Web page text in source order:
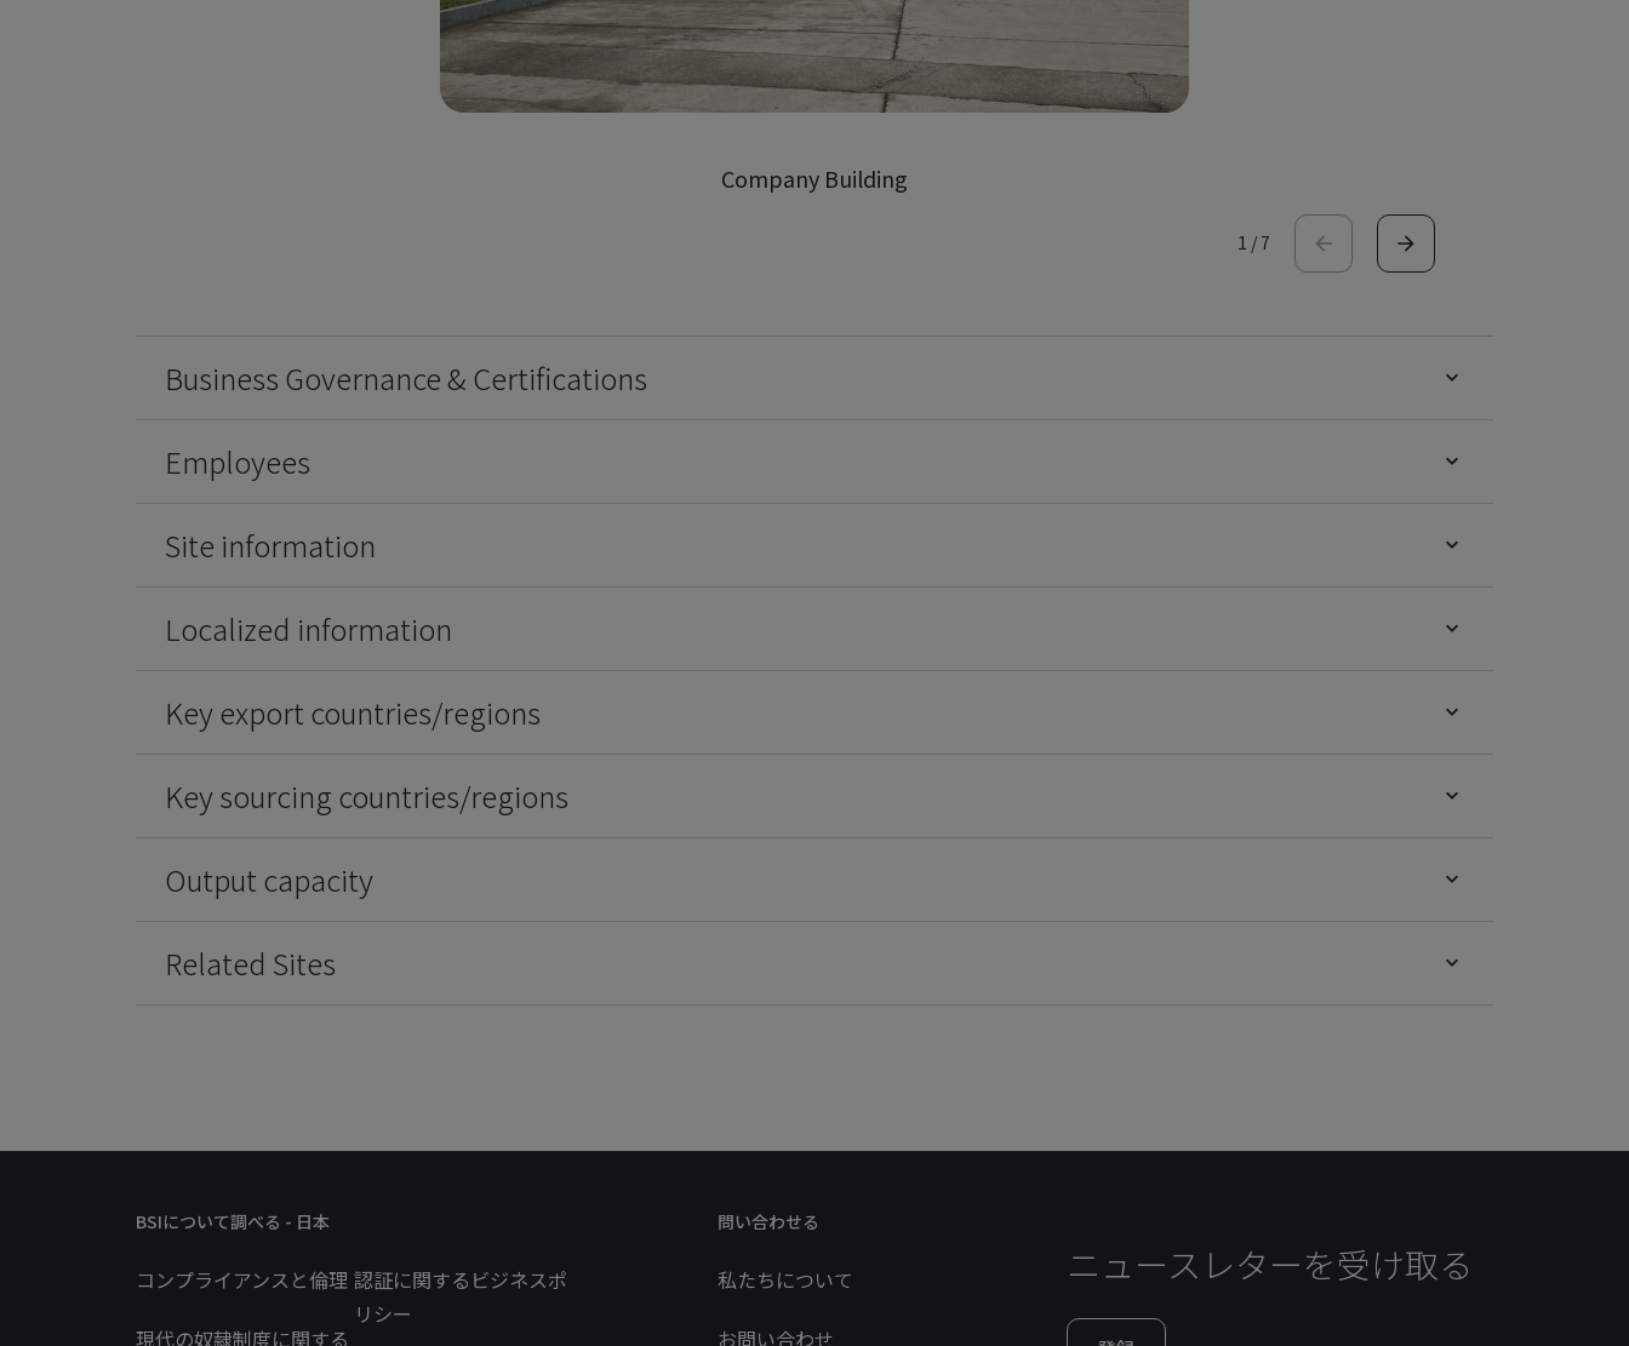
Company Building
1 / 7
Business Governance & Certifications
Employees
Site information
Localized information
Key export countries/regions
Key sourcing countries/regions
Output capacity
Related Sites
BSIについて調べる - 日本
コンプライアンスと倫理
現代の奴隷制度に関する
認証に関するビジネスポ
リシー
問い合わせる
私たちについて
お問い合わせ
ニュースレターを受け取る